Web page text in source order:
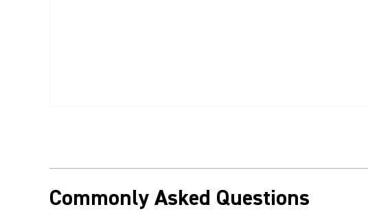
Commonly Asked Questions